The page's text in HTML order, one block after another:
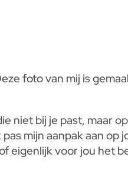
foto van mij is
niet bij je past, maar
mijn aanpak aan op
eigenlijk voor jou het